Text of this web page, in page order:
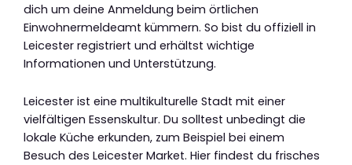
dich um deine Anmeldung beim örtlichen
Einwohnermeldeamt kümmern. So bist du offiziell in
Leicester registriert und erhältst wichtige
Informationen und Unterstützung.
Leicester ist eine multikulturelle Stadt mit einer
vielfältigen Essenskultur. Du solltest unbedingt die
lokale Küche erkunden, zum Beispiel bei einem
Besuch des Leicester Market. Hier findest du frisches